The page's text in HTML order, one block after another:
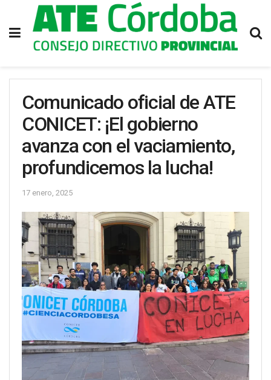
Comunicado oficial de ATE
CONICET: ¡El gobierno
avanza con el vaciamiento,
profundicemos la lucha!
17 enero, 2025